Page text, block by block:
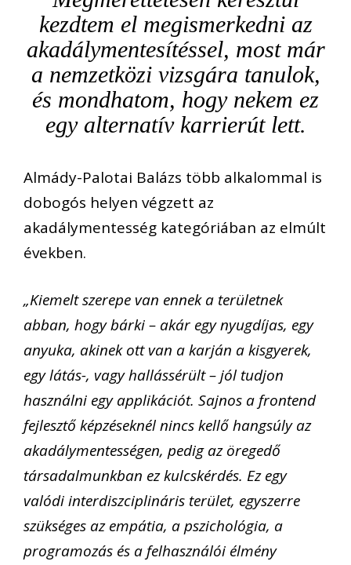
kezdtem el megismerkedni az
akadálymentesítéssel, most már
a nemzetközi vizsgára tanulok,
és mondhatom, hogy nekem ez
egy alternatív karrierút lett.
Almády-Palotai Balázs több alkalommal is
dobogós helyen végzett az
akadálymentesség kategóriában az elmúlt
években.
„Kiemelt szerepe van ennek a területnek
abban, hogy bárki – akár egy nyugdíjas, egy
anyuka, akinek ott van a karján a kisgyerek,
egy látás-, vagy hallássérült – jól tudjon
használni egy applikációt. Sajnos a frontend
fejlesztő képzéseknél nincs kellő hangsúly az
akadálymentességen, pedig az öregedő
társadalmunkban ez kulcskérdés. Ez egy
valódi interdiszciplináris terület, egyszerre
szükséges az empátia, a pszichológia, a
programozás és a felhasználói élmény